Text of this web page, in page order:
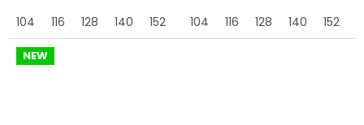
104
116 128 140 152 164
104
116 128 140 152
NEW